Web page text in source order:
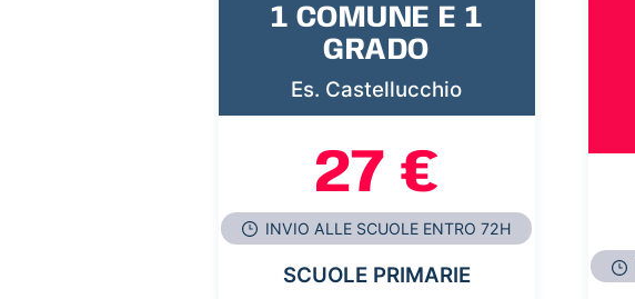
1 COMUNE E 1
GRADO
Es. Castellucchio
27 €
INVIO ALLE SCUOLE ENTRO 72H
SCUOLE PRIMARIE